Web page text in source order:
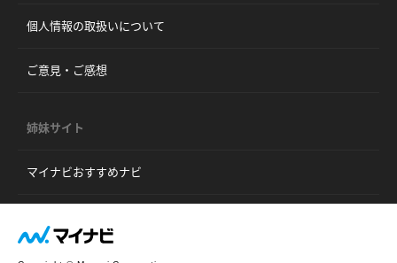
個人情報の取扱いについて
ご意見・ご感想
姉妹サイト
マイナビおすすめナビ